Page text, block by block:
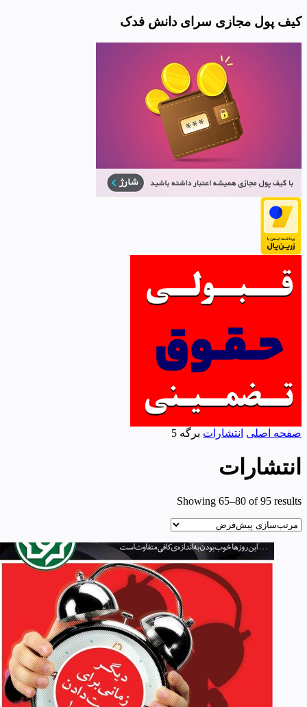
کیف پول مجازی سرای دانش فدک
صفحه اصلی انتشارات برگه 5
انتشارات
Showing 65–80 of 95 results